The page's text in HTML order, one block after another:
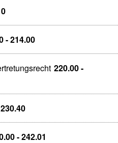
- 214.00
220.00 -
- 242.01